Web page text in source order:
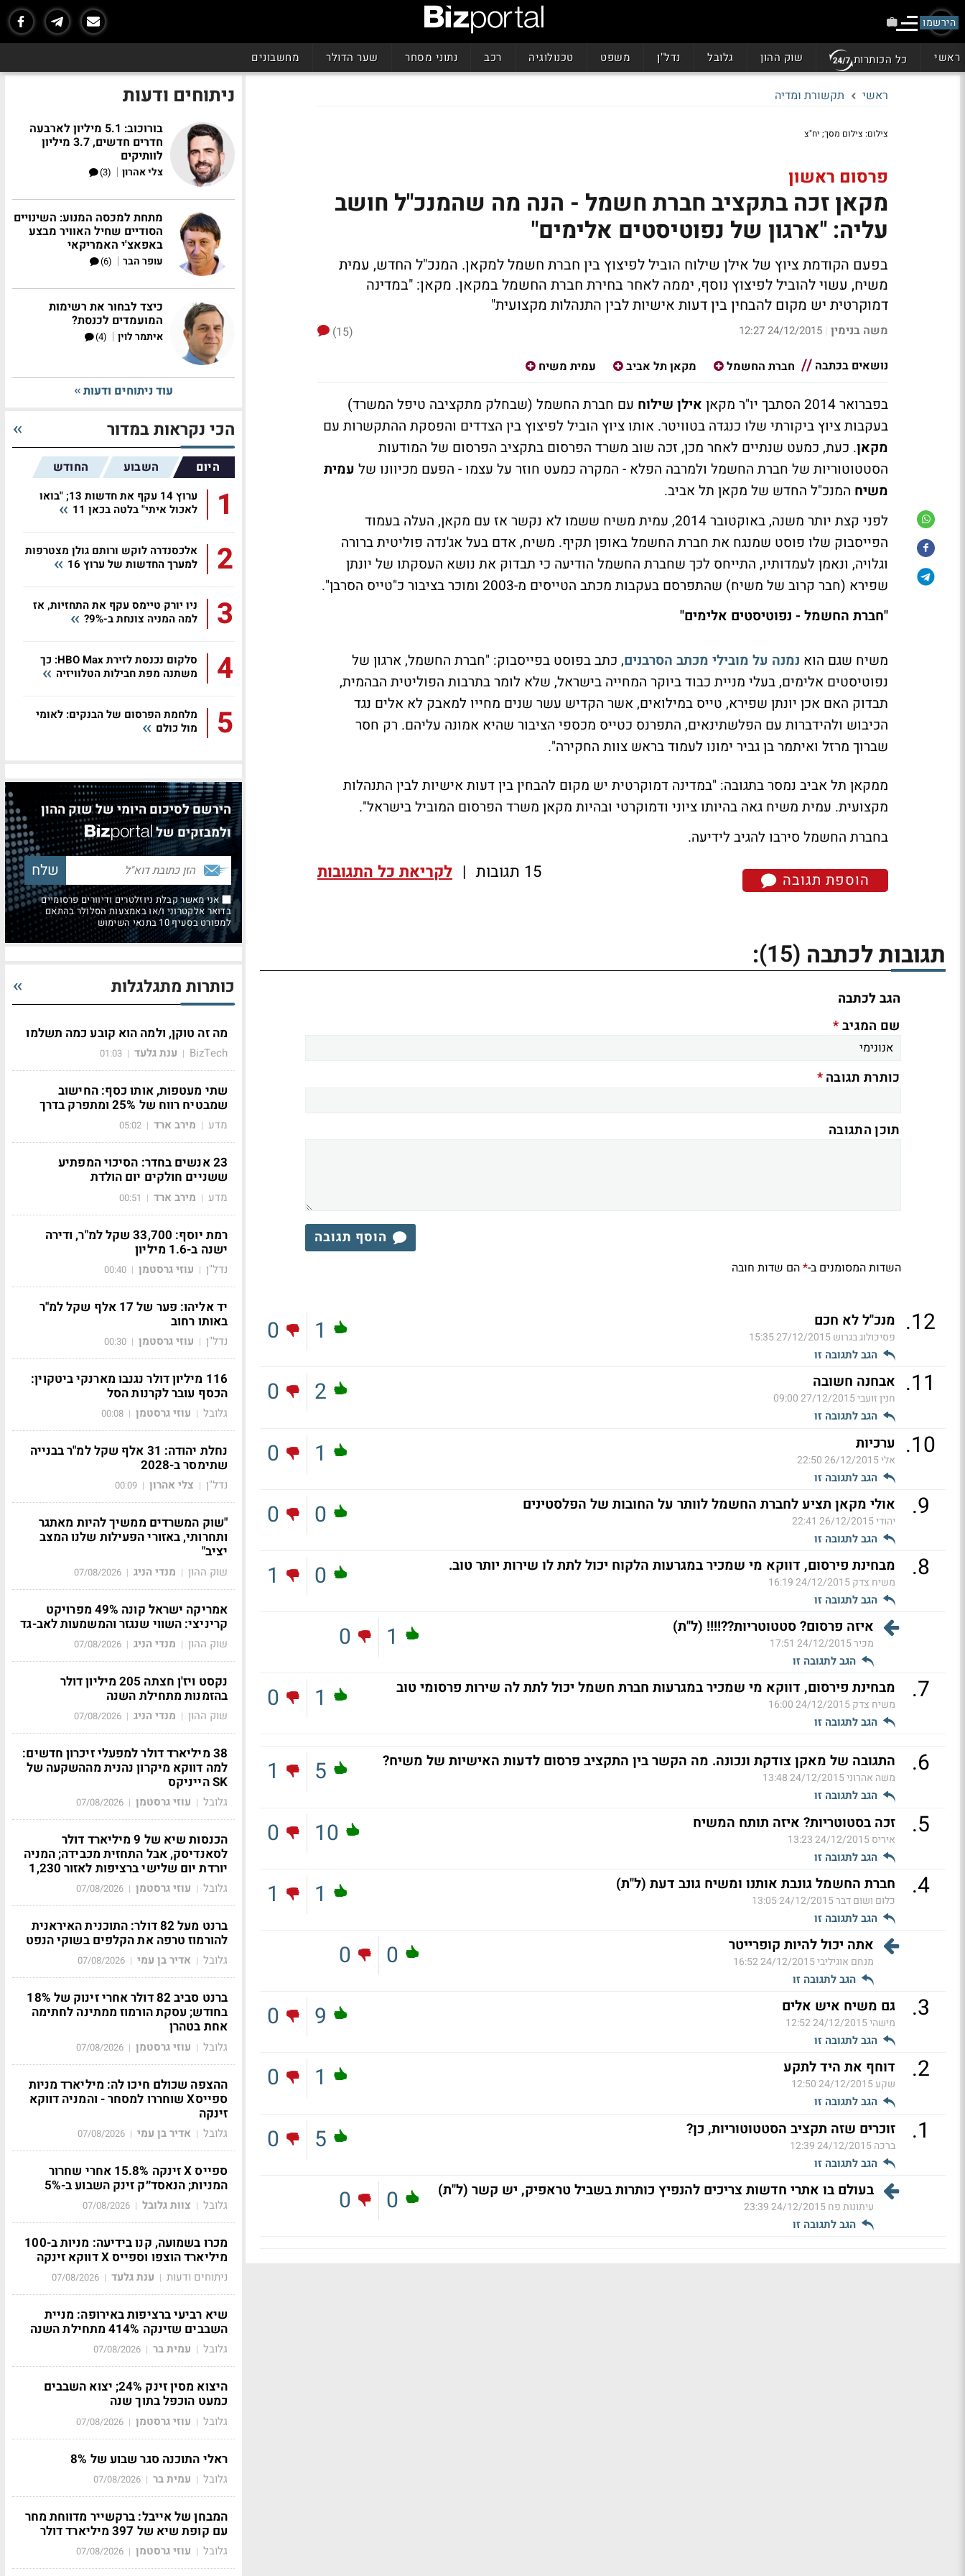
הירשמו
ראשי כל הכותרות שוק ההון גלובל נדל"ן משפט טכנולוגיה רכב נתוני מסחר שער הדולר מחשבונים
ראשי תקשורת ומדיה
צילום: צילום מסך; יח"צ
פרסום ראשון
מקאן זכה בתקציב חברת חשמל - הנה מה שהמנכ"ל חושב
עליה: "ארגון של נפוטיסטים אלימים"
בפעם הקודמת ציוץ של אילן שילוח הוביל לפיצוץ בין חברת חשמל למקאן. המנכ"ל החדש, עמית
משיח, עשוי להוביל לפיצוץ נוסף, יממה לאחר בחירת חברת החשמל במקאן. מקאן: "במדינה
דמוקרטית יש מקום להבחין בין דעות אישיות לבין התנהלות מקצועית"
משה בנימין |
24/12/2015 12:27
(15)
נושאים בכתבה
חברת החשמל מקאן תל אביב עמית משיח
בפברואר 2014 הסתבך יו"ר מקאן אילן שילוח עם חברת החשמל (שבחלק מתקציבה טיפל המשרד)
בעקבות ציוץ ביקורתי שלו כנגדה בטוויטר. אותו ציוץ הוביל לפיצוץ בין הצדדים והפסקת ההתקשרות עם
מקאן. כעת, כמעט שנתיים לאחר מכן, זכה שוב משרד הפרסום בתקציב הפרסום של המודעות
הסטטוטוריות של חברת החשמל ולמרבה הפלא - המקרה כמעט חוזר על עצמו - הפעם מכיוונו של עמית
משיח המנכ"ל החדש של מקאן תל אביב.
לפני קצת יותר משנה, באוקטובר 2014, עמית משיח ששמו לא נקשר אז עם מקאן, העלה בעמוד
הפייסבוק שלו פוסט שמנגח את חברת החשמל באופן תקיף. משיח, אדם בעל אג'נדה פוליטית ברורה
וגלויה, ונאמן לעמדותיו, התייחס לכך שחברת החשמל הודיעה כי תבדוק את נושא העסקתו של יונתן
שפירא (חבר קרוב של משיח) שהתפרסם בעקבות מכתב הטייסים מ-2003 ומוכר בציבור כ"טייס הסרבן".
"חברת החשמל - נפוטיסטים אלימים"
משיח שגם הוא נמנה על מובילי מכתב הסרבנים, כתב בפוסט בפייסבוק: "חברת החשמל, ארגון של
נפוטיסטים אלימים, בעלי מניית כבוד ביוקר המחייה בישראל, שלא לומר בתרבות הפוליטית הבהמית,
תבדוק האם אכן יונתן שפירא, טייס במילואים, אשר הקדיש עשר שנים מחייו למאבק לא אלים נגד
הכיבוש ולהידברות עם הפלשתינאים, התפרנס כטייס מכספי הציבור שהיא אמונה עליהם. רק חסר
שברוך מרזל ואיתמר בן גביר ימונו לעמוד בראש צוות החקירה".
ממקאן תל אביב נמסר בתגובה: "במדינה דמוקרטית יש מקום להבחין בין דעות אישיות לבין התנהלות
מקצועית. עמית משיח גאה בהיותו ציוני ודמוקרטי ובהיות מקאן משרד הפרסום המוביל בישראל".
בחברת החשמל סירבו להגיב לידיעה.
הוספת תגובה 15 תגובות | לקריאת כל התגובות
תגובות לכתבה (15)
:
הגב לכתבה
שם המגיב*
כותרת תגובה*
תוכן התגובה
הוסף תגובה
השדות המסומנים ב-*הם שדות חובה
12
. מנכ"ל לא חכם
פסיכולוג בגרוש27/12/2015 15:35
הגב לתגובה זו
1
0
11
. אבחנה חשובה
חנין זועבי27/12/2015 09:00
הגב לתגובה זו
2
0
10
. ערכיות
אלי26/12/2015 22:50
הגב לתגובה זו
1
0
9
. אולי מקאן תציע לחברת החשמל לוותר על החובות של הפלסטינים
יהודי26/12/2015 22:41
הגב לתגובה זו
0
0
8
. מבחינת פירסום, דווקא מי שמכיר במגרעות הלקוח יכול לתת לו שירות יותר טוב.
משיח צדק24/12/2015 16:19
הגב לתגובה זו
0
1
איזה פרסום? סטטוטריות??!!!! (ל"ת)
מכיר24/12/2015 17:51
הגב לתגובה זו
1
0
7
. מבחינת פירסום, דווקא מי שמכיר במגרעות חברת חשמל יכול לתת לה שירות פרסומי טוב
משיח צדק24/12/2015 16:00
הגב לתגובה זו
1
0
6
. התגובה של מאקן צודקת ונכונה. מה הקשר בין התקציב פרסום לדעות האישיות של משיח?
משה אהרוני24/12/2015 13:48
הגב לתגובה זו
5
1
5
. זכה בסטוטריות? איזה תותח המשיח
איריס24/12/2015 13:23
הגב לתגובה זו
10
0
4
. חברת החשמל גונבת אותנו ומשיח גונב דעת (ל"ת)
כלום ושום דבר24/12/2015 13:05
הגב לתגובה זו
1
1
אתה יכול להיות קופרייטר
מנחם אוגיליבי24/12/2015 16:52
הגב לתגובה זו
0
0
3
. גם משיח איש אלים
מישהי24/12/2015 12:52
הגב לתגובה זו
9
0
2
. דוחף את היד לתקע
שקע24/12/2015 12:50
הגב לתגובה זו
1
0
1
. זוכרים שזה תקציב הסטטוטוריות, כן?
ברכה24/12/2015 12:39
הגב לתגובה זו
5
0
בעולם בו אתרי חדשות צריכים להנפיץ כותרות בשביל טראפיק, יש קשר (ל"ת)
עיתונות פח24/12/2015 23:39
הגב לתגובה זו
0
0
ניתוחים ודעות
בורוכוב: 5.1 מיליון לארבעה
חדרים חדשים, 3.7 מיליון
לוותיקים
צלי אהרון |
(3)
מתחת למכסה המנוע: השינויים
הסודיים שחיל האוויר מבצע
באפאצ'י האמריקאי
עופר הבר |
(6)
כיצד לבחור את רשימות
המועמדים לכנסת?
איתמר לוין |
(4)
עוד ניתוחים ודעות
הכי נקראות במדור
היום השבוע החודש
1
ערוץ 14 עקף את חדשות 13; "בואו
לאכול איתי" בלטה בכאן 11
2
אלכסנדרה לוקש ורותם גולן מצטרפות
למערך החדשות של ערוץ 16
3
ניו יורק טיימס עקף את התחזיות, אז
למה המניה צונחת ב-9%?
4
סלקום נכנסת לזירת HBO Max: כך
משתנה מפת חבילות הטלוויזיה
5
מלחמת הפרסום של הבנקים: לאומי
מול כולם
הירשם לסיכום היומי של שוק ההון
ולמבזקים של
אני מאשר קבלת ניוזלטרים ודיוורים פרסומיים
בדואר אלקטרוני ו/או באמצעות הסלולר בהתאם
למפורט בסעיף 10 בתנאי השימוש
כותרות מתגלגלות
מה זה טוקן, ולמה הוא קובע כמה תשלמו
BizTech
| ענת גלעד |
01:03
שתי מעטפות, אותו כסף: החישוב
שמבטיח רווח של 25% ומתפרק בדרך
מדע | מירב ארד |
05:02
23 אנשים בחדר: הסיכוי המפתיע
ששניים חולקים יום הולדת
מדע | מירב ארד |
00:51
רמת יוסף: 33,700 שקל למ"ר, ודירה
ישנה ב-1.6 מיליון
נדל"ן | עוזי גרסטמן |
00:40
יד אליהו: פער של 17 אלף שקל למ"ר
באותו רחוב
נדל"ן | עוזי גרסטמן |
00:30
116 מיליון דולר נגנבו מארנקי ביטקוין:
הכסף עובר לקרנות הסל
גלובל | עוזי גרסטמן |
00:08
נחלת יהודה: 31 אלף שקל למ"ר בבנייה
שתימסר ב-2028
נדל"ן | צלי אהרון |
00:09
"שוק המשרדים ממשיך להיות מאתגר
ותחרותי, באזורי הפעילות שלנו המצב
יציב"
שוק ההון | מנדי הניג |
07/08/2026
אמריקה ישראל קונה 49% מפרויקט
קריניצי: השווי שנגזר והמשמעות לאב-גד
שוק ההון | מנדי הניג |
07/08/2026
נקסט ויז'ן חצתה 205 מיליון דולר
בהזמנות מתחילת השנה
שוק ההון | מנדי הניג |
07/08/2026
38 מיליארד דולר למפעלי זיכרון חדשים:
למה דווקא מיקרון נהנית מההשקעה של
SK הייניקס
גלובל | עוזי גרסטמן |
07/08/2026
הכנסות שיא של 9 מיליארד דולר
לסאנדיסק, אבל התחזית מכבידה; המניה
יורדת יום שלישי ברציפות לאזור 1,230
גלובל | עוזי גרסטמן |
07/08/2026
ברנט מעל 82 דולר: התוכנית האיראנית
להורמוז טרפה את הקלפים בשוקי הנפט
גלובל | אדיר בן עמי |
07/08/2026
ברנט סביב 82 דולר אחרי זינוק של 18%
בחודש; עסקת הורמוז ממתינה לחתימה
אחת בטהרן
גלובל | עוזי גרסטמן |
07/08/2026
ההצפה שכולם חיכו לה: מיליארד מניות
ספייסX שוחררו למסחר - והמניה דווקא
זינקה
גלובל | אדיר בן עמי |
07/08/2026
ספייס X זינקה 15.8% אחרי שחרור
המניות; הנאסד״ק זינק השבוע ב-5%
גלובל | צוות גלובל |
07/08/2026
מכרו בשמועה, קנו בידיעה: מניות ב-100
מיליארד הוצפו וספייס X דווקא זינקה
ניתוחים ודעות | ענת גלעד |
07/08/2026
שיא רביעי ברציפות באירופה: מניית
השבבים שזינקה 414% מתחילת השנה
גלובל | עמית בר |
07/08/2026
היצוא מסין זינק 24%; יצוא השבבים
כמעט הוכפל בתוך שנה
גלובל | עוזי גרסטמן |
07/08/2026
ראלי התוכנה סגר שבוע של 8%
גלובל | עמית בר |
07/08/2026
המבחן של אייבל: ברקשייר מדווחת מחר
עם קופת שיא של 397 מיליארד דולר
גלובל | עוזי גרסטמן |
07/08/2026